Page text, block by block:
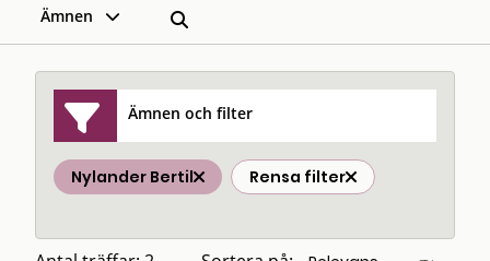
Ämnen
Ämnen och filter
Nylander Bertil Rensa filter